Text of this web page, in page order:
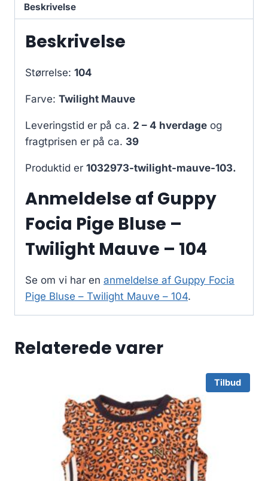
Beskrivelse
Beskrivelse
Størrelse: 104
Farve: Twilight Mauve
Leveringstid er på ca. 2 – 4 hverdage og
fragtprisen er på ca. 39
Produktid er 1032973-twilight-mauve-103.
Anmeldelse af Guppy
Focia Pige Bluse –
Twilight Mauve – 104
Se om vi har en anmeldelse af Guppy Focia
Pige Bluse – Twilight Mauve – 104.
Relaterede varer
Tilbud